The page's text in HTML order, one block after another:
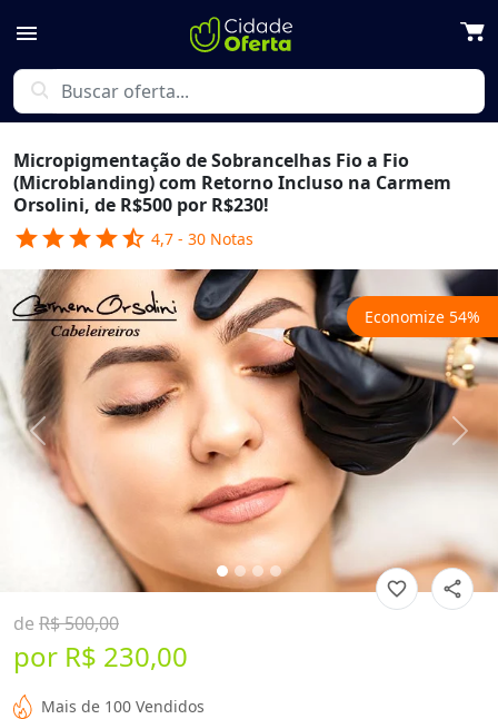
menu
search
Micropigmentação de Sobrancelhas Fio a Fio
(Microblanding) com Retorno Incluso na Carmem
Orsolini, de R$500 por R$230!
starstarstarstarstar_half 4,7 - 30 Notas
favorite_border share
Economize 54%
Previous Next
de R$ 500,00
por R$ 230,00
Mais de 100 Vendidos